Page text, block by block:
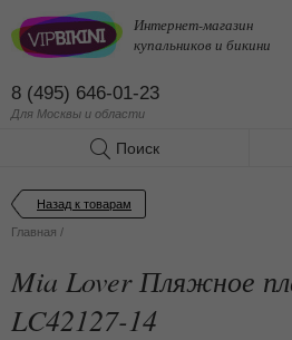
Интернет-магазин
купальников и бикини
8 (495) 646-01-23
Для Москвы и области
Поиск
Назад к товарам
Главная /
Mia Lover Пляжное
LC42127-14